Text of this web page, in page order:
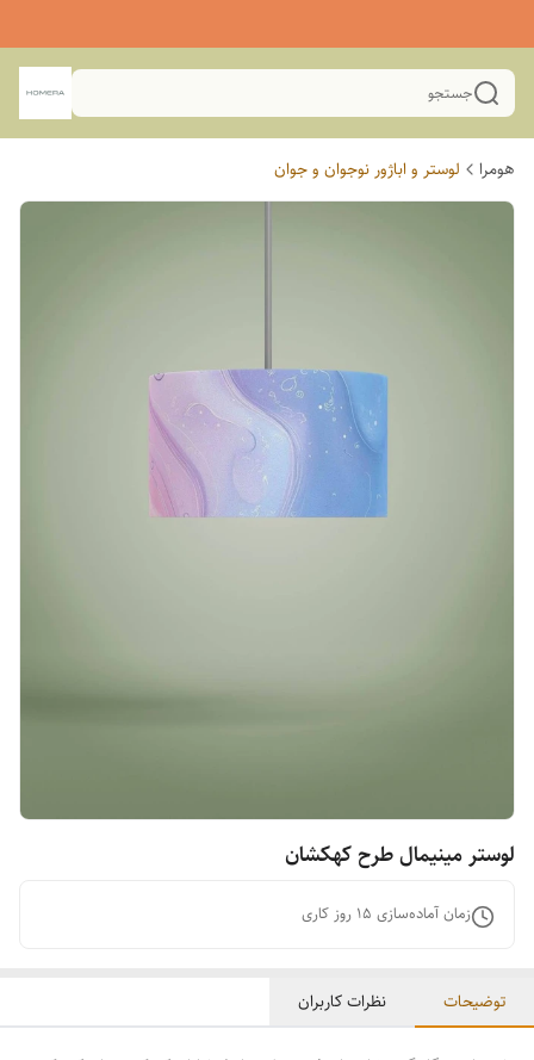
جستجو
هومرا لوستر و اباژور نوجوان و جوان
لوستر مینیمال طرح کهکشان
زمان آماده‌سازی 15 روز کاری
توضیحات نظرات کاربران